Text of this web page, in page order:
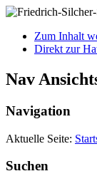
Zum Inhalt
Direkt zur
Nav
Navigation
Aktuelle Seite:
Suchen